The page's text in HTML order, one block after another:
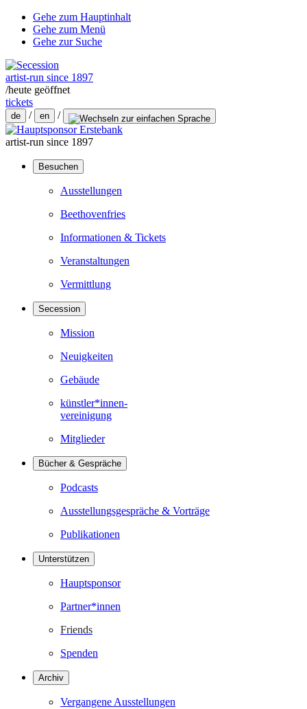
Gehe zum Hauptinhalt
Gehe zum Menü
Gehe zur Suche
artist-run since 1897
/heute geöffnet
tickets
de / en /
artist-run since 1897
Besuchen
Ausstellungen
Beethovenfries
Informationen & Tickets
Veranstaltungen
Vermittlung
Secession
Mission
Neuigkeiten
Gebäude
künstler*innen-
vereinigung
Mitglieder
Bücher & Gespräche
Podcasts
Ausstellungsgespräche & Vorträge
Publikationen
Unterstützen
Hauptsponsor
Partner*innen
Friends
Spenden
Archiv
Vergangene Ausstellungen